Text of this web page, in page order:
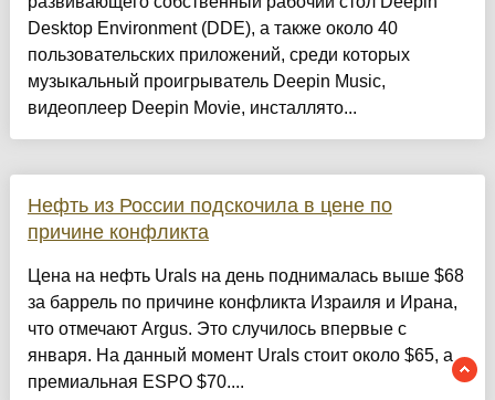
Desktop Environment (DDE), а также около 40
пользовательских приложений, среди которых
музыкальный проигрыватель Deepin Music,
видеоплеер Deepin Movie, инсталлято...
Нефть из России подскочила в цене по
причине конфликта
Цена на нефть Urals на день поднималась выше $68
за баррель по причине конфликта Израиля и Ирана,
что отмечают Argus. Это случилось впервые с
января. На данный момент Urals стоит около $65, а
премиальная ESPO $70....